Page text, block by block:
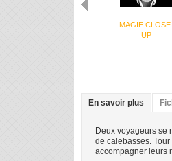
MAGIE
UP
En savoir plus
Deux voyageurs se
de calebasses.
accompagner leurs